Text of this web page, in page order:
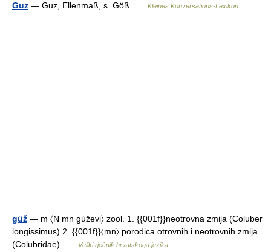
Guz — Guz, Ellenmaß, s. Göß … Kleines Konversations-Lexikon
gȗž — m 〈N mn gúževi〉 zool. 1. {{001f}}neotrovna zmija (Coluber
longissimus) 2. {{001f}}〈mn〉 porodica otrovnih i neotrovnih zmija
(Colubridae) …
Veliki rječnik hrvatskoga jezika